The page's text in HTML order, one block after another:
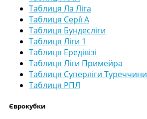
Таблиця Ла Ліга
Таблиця Серії А
Таблиця Бундесліги
Таблиця Ліги 1
Таблиця Ередівізі
Таблиця Ліги Примейра
Таблиця Суперліги Туреччини
Таблиця РПЛ
Єврокубки